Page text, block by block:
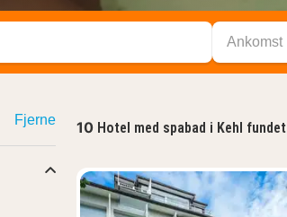
Ankomst
10 Hotel med spabad i Kehl fundet
Fjerne